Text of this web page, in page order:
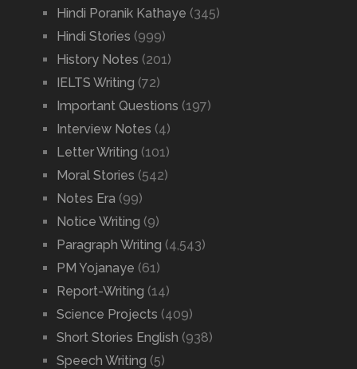
Hindi Poranik Kathaye (345)
Hindi Stories (999)
History Notes (201)
IELTS Writing (72)
Important Questions (197)
Interview Notes (4)
Letter Writing (101)
Moral Stories (542)
Notes Era (99)
Notice Writing (9)
Paragraph Writing (4,543)
PM Yojanaye (61)
Report-Writing (14)
Science Projects (409)
Short Stories English (938)
Speech Writing (5)